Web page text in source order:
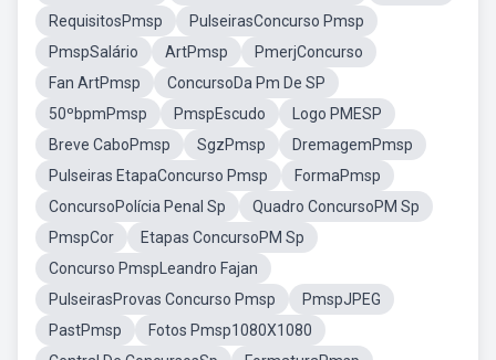
RequisitosPmsp
PulseirasConcurso Pmsp
PmspSalário
ArtPmsp
PmerjConcurso
Fan ArtPmsp
ConcursoDa Pm De SP
50ºbpmPmsp
PmspEscudo
Logo PMESP
Breve CaboPmsp
SgzPmsp
DremagemPmsp
Pulseiras EtapaConcurso Pmsp
FormaPmsp
ConcursoPolícia Penal Sp
Quadro ConcursoPM Sp
PmspCor
Etapas ConcursoPM Sp
Concurso PmspLeandro Fajan
PulseirasProvas Concurso Pmsp
PmspJPEG
PastPmsp
Fotos Pmsp1080X1080